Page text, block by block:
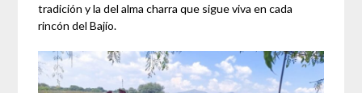
tradición y la del alma charra que sigue viva en cada
rincón del Bajío.